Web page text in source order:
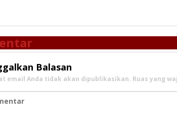
Balasan
email Anda tidak akan dipublikasikan. Ruas yang